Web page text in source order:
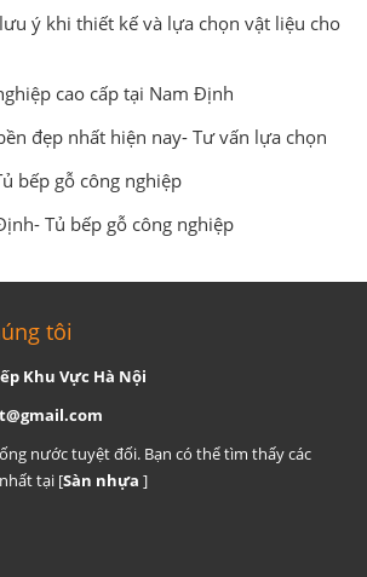
ý khi thiết kế và lựa chọn vật liệu cho
cao cấp tại Nam Định
đẹp nhất hiện nay- Tư vấn lựa chọn
bếp gỗ công nghiệp
Tủ bếp gỗ công nghiệp
tôi
Khu Vực Hà Nội
nước tuyệt đối. Bạn có thể tìm thấy các
tại [Sàn nhựa ]